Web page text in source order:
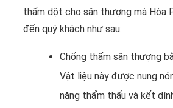
thấm dột cho sân thượng mà Hòa
đến quý khách như sau:
Chống thấm sân thượng
Vật liệu này được nung
năng thẩm thấu và kết